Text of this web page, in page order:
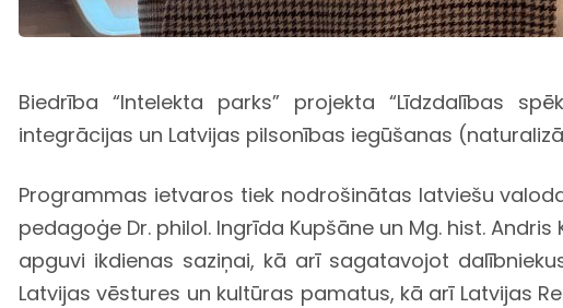
Biedrība “Intelekta parks” projekta “Līdzdalības
integrācijas un Latvijas pilsonības iegūšanas
Programmas ietvaros tiek nodrošinātas latviešu
pedagoģe Dr. philol. Ingrīda Kupšāne un Mg. hist.
apguvi ikdienas saziņai, kā arī sagatavojot
Latvijas vēstures un kultūras pamatus, kā arī Latvijas